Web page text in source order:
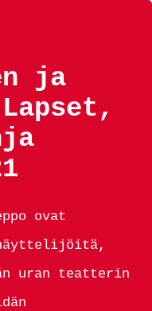
ja
ovat
uran teatterin